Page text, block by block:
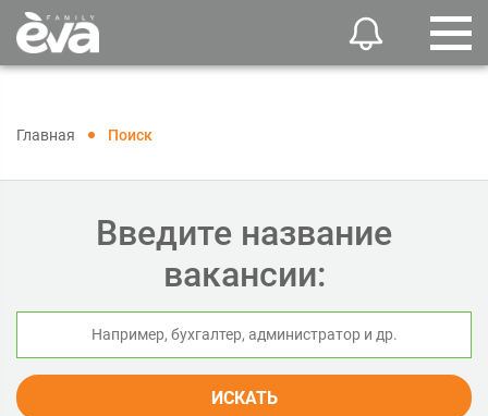
Главная Поиск
Введите название
вакансии:
ИСКАТЬ